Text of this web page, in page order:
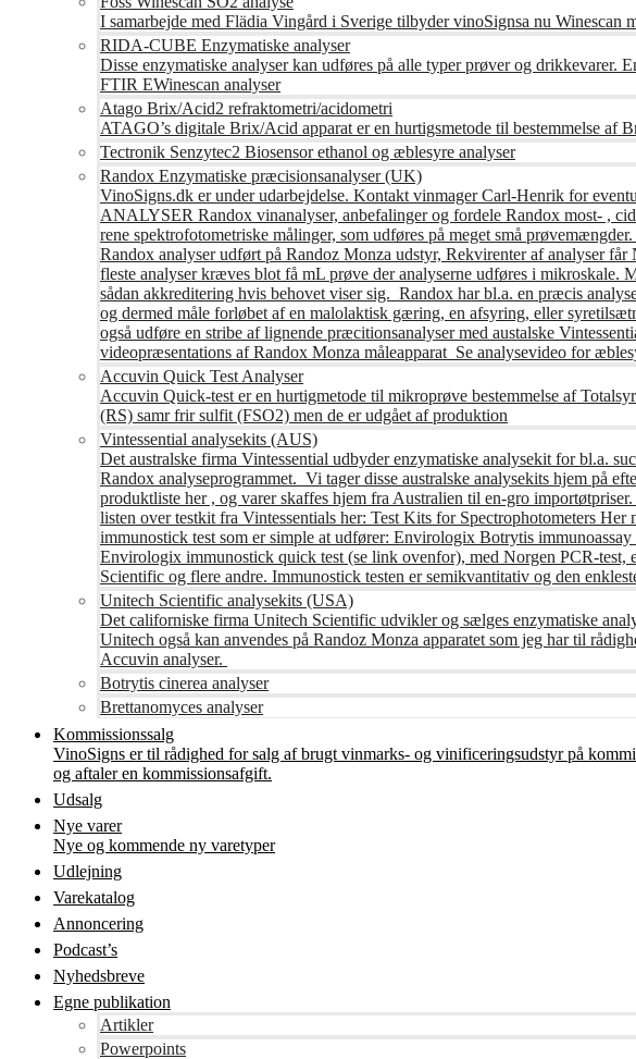
I samarbejde med Flädia Vingård i Sverige tilbyder vinoSignsa nu
RIDA-CUBE Enzymatiske analyser
Disse enzymatiske analyser kan udføres på alle typer prøver og
FTIR EWinescan analyser
Atago Brix/Acid2 refraktometri/acidometri
ATAGO’s digitale Brix/Acid apparat er en hurtigsmetode til bestemmelse
Tectronik Senzytec2 Biosensor ethanol og æblesyre analyser
Randox Enzymatiske præcisionsanalyser (UK)
VinoSigns.dk er under udarbejdelse. Kontakt vinmager Carl-Henrik for
ANALYSER Randox vinanalyser, anbefalinger og fordele Randox most- ,
rene spektrofotometriske målinger, som udføres på meget små
Randox analyser udført på Randoz Monza udstyr, Rekvirenter af analyser
fleste analyser kræves blot få mL prøve der analyserne udføres i mikroskale.
sådan akkreditering hvis behovet viser sig. Randox har bl.a. en præcis
og dermed måle forløbet af en malolaktisk gæring, en afsyring, eller
også udføre en stribe af lignende præcitionsanalyser med austalske
videopræsentations af Randox Monza måleapparat Se analysevideo for
Accuvin Quick Test Analyser
Accuvin Quick-test er en hurtigmetode til mikroprøve bestemmelse af
(RS) samr frir sulfit (FSO2) men de er udgået af produktion
Vintessential analysekits (AUS)
Det australske firma Vintessential udbyder enzymatiske analysekit for bl.a.
Randox analyseprogrammet. Vi tager disse australske analysekits hjem på
produktliste her , og varer skaffes hjem fra Australien til en-gro
listen over testkit fra Vintessentials her: Test Kits for Spectrophotometers
immunostick test som er simple at udfører: Envirologix Botrytis
Envirologix immunostick quick test (se link ovenfor), med Norgen PCR-
Scientific og flere andre. Immunostick testen er semikvantitativ og den
Unitech Scientific analysekits (USA)
Det californiske firma Unitech Scientific udvikler og sælges enzymatiske
Unitech også kan anvendes på Randoz Monza apparatet som jeg har til
Accuvin analyser.
Botrytis cinerea analyser
Brettanomyces analyser
Kommissionssalg
VinoSigns er til rådighed for salg af brugt vinmarks- og vinificeringsudstyr på
og aftaler en kommissionsafgift.
Udsalg
Nye varer
Nye og kommende ny varetyper
Udlejning
Varekatalog
Annoncering
Podcast’s
Nyhedsbreve
Egne publikation
Artikler
Powerpoints